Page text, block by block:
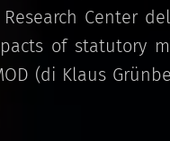
Center
of statutory
(di Klaus